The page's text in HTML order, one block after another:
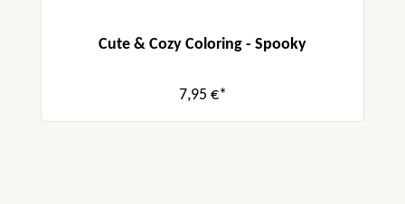
Cute & Cozy Coloring - Spooky
7,95 €*